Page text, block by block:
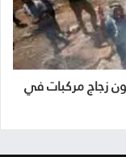
زجاج مركبات في